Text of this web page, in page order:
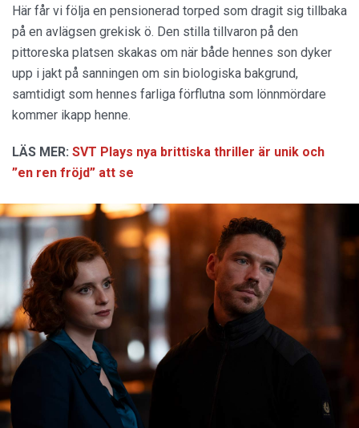
Här får vi följa en pensionerad torped som dragit sig tillbaka
på en avlägsen grekisk ö. Den stilla tillvaron på den
pittoreska platsen skakas om när både hennes son dyker
upp i jakt på sanningen om sin biologiska bakgrund,
samtidigt som hennes farliga förflutna som lönnmördare
kommer ikapp henne.
LÄS MER: SVT Plays nya brittiska thriller är unik och
”en ren fröjd” att se